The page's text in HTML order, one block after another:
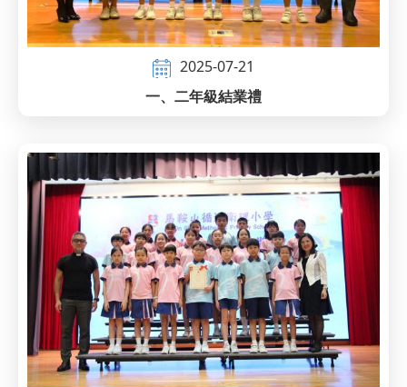
2025-07-21
一、二年級結業禮